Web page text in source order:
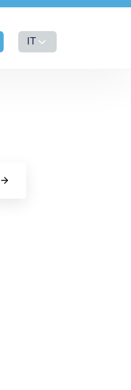
IT
Cerca